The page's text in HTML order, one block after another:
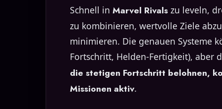
Schnell in Marvel Rivals zu leveln,
zu kombinieren, wertvolle Ziele
minimieren. Die genauen Systeme
Fortschritt, Helden-Fertigkeit), aber
die stetigen Fortschritt belohnen,
Missionen aktiv.